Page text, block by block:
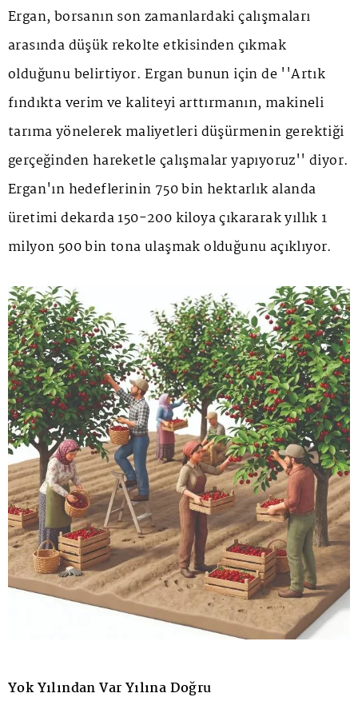
Ergan, borsanın son zamanlardaki çalışmaları
arasında düşük rekolte etkisinden çıkmak
olduğunu belirtiyor. Ergan bunun için de ''Artık
fındıkta verim ve kaliteyi arttırmanın, makineli
tarıma yönelerek maliyetleri düşürmenin gerektiği
gerçeğinden hareketle çalışmalar yapıyoruz'' diyor.
Ergan'ın hedeflerinin 750 bin hektarlık alanda
üretimi dekarda 150-200 kiloya çıkararak yıllık 1
milyon 500 bin tona ulaşmak olduğunu açıklıyor.
Yok Yılından Var Yılına Doğru